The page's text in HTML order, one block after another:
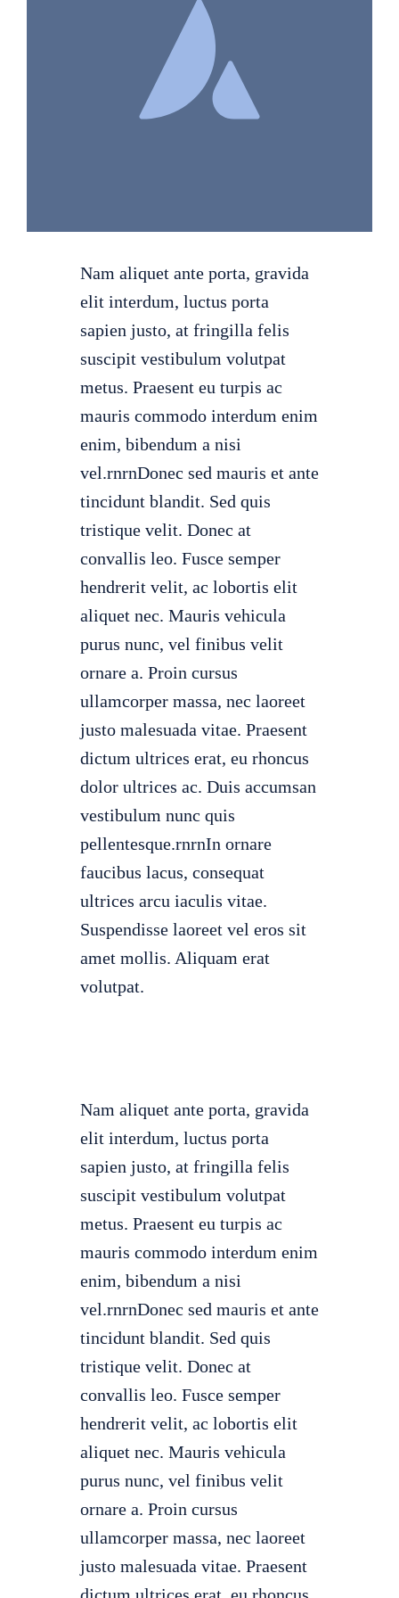
Nam aliquet ante porta, gravida
elit interdum, luctus porta
sapien justo, at fringilla felis
suscipit vestibulum volutpat
metus. Praesent eu turpis ac
mauris commodo interdum enim
enim, bibendum a nisi
vel.rnrnDonec sed mauris et ante
tincidunt blandit. Sed quis
tristique velit. Donec at
convallis leo. Fusce semper
hendrerit velit, ac lobortis elit
aliquet nec. Mauris vehicula
purus nunc, vel finibus velit
ornare a. Proin cursus
ullamcorper massa, nec laoreet
justo malesuada vitae. Praesent
dictum ultrices erat, eu rhoncus
dolor ultrices ac. Duis accumsan
vestibulum nunc quis
pellentesque.rnrnIn ornare
faucibus lacus, consequat
ultrices arcu iaculis vitae.
Suspendisse laoreet vel eros sit
amet mollis. Aliquam erat
volutpat.
Nam aliquet ante porta, gravida
elit interdum, luctus porta
sapien justo, at fringilla felis
suscipit vestibulum volutpat
metus. Praesent eu turpis ac
mauris commodo interdum enim
enim, bibendum a nisi
vel.rnrnDonec sed mauris et ante
tincidunt blandit. Sed quis
tristique velit. Donec at
convallis leo. Fusce semper
hendrerit velit, ac lobortis elit
aliquet nec. Mauris vehicula
purus nunc, vel finibus velit
ornare a. Proin cursus
ullamcorper massa, nec laoreet
justo malesuada vitae. Praesent